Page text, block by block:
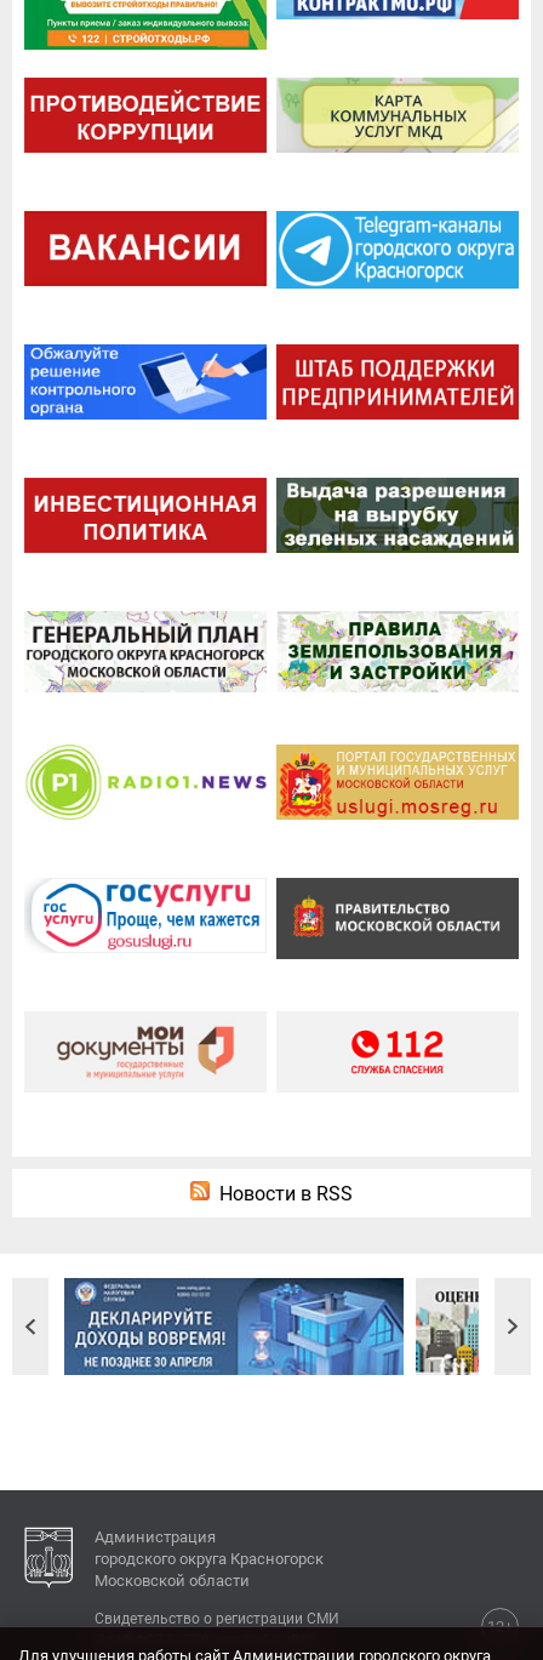
Новости в RSS
Администрация
городского округа Красногорск
Московской области
12+
Свидетельство о регистрации СМИ
Для улучшения работы сайт Администрации городского округа